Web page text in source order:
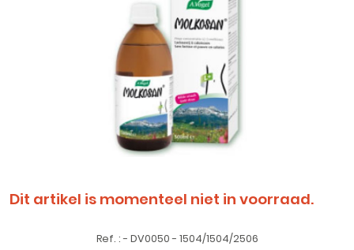
Dit artikel is momenteel niet in voorraad.
Ref. : - DV0050 - 1504/1504/2506